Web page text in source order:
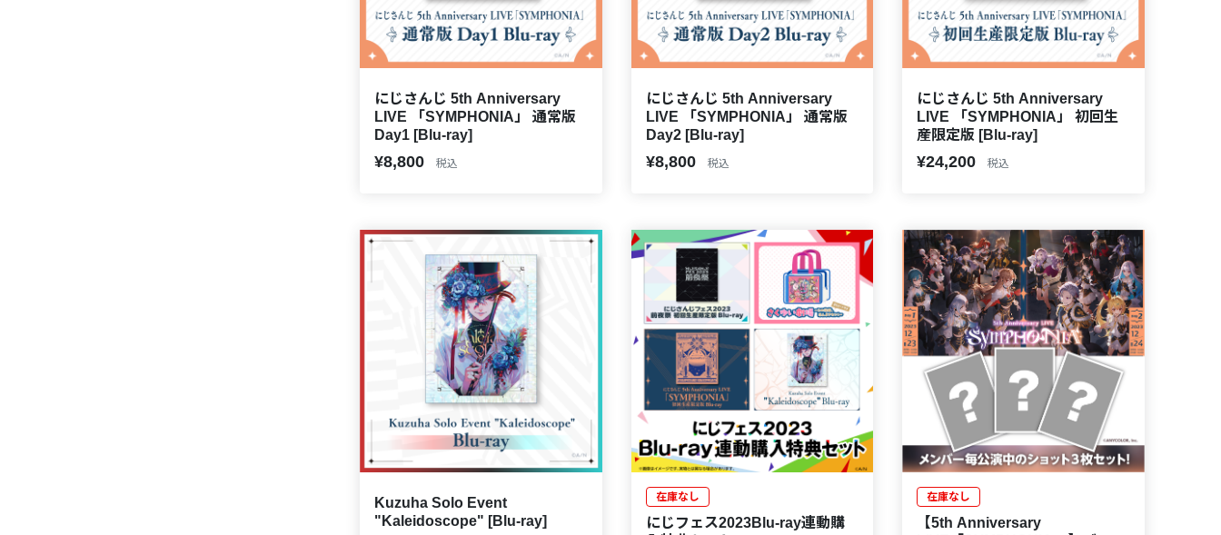
にじさんじ 5th Anniversary
LIVE 「SYMPHONIA」 通常版
Day1 [Blu-ray]
¥8,800 税込
にじさんじ 5th Anniversary
LIVE 「SYMPHONIA」 通常版
Day2 [Blu-ray]
¥8,800 税込
にじさんじ 5th Anniversary
LIVE 「SYMPHONIA」 初回生
産限定版 [Blu-ray]
¥24,200 税込
Kuzuha Solo Event
"Kaleidoscope" [Blu-ray]
在庫なし
にじフェス2023Blu-ray連動購
在庫なし
【5th Anniversary